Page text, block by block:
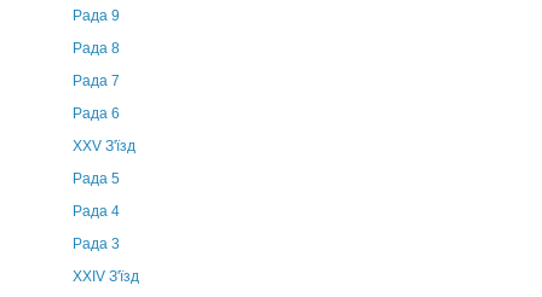
Рада 9
Рада 8
Рада 7
Рада 6
XXV З'їзд
Рада 5
Рада 4
Рада 3
ХХIV З'їзд